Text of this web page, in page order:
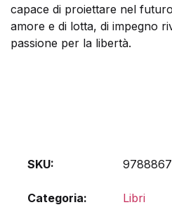
capace di proiettare nel
amore e di lotta, di impegno
passione per la libertà.
SKU:
Categoria: Libri